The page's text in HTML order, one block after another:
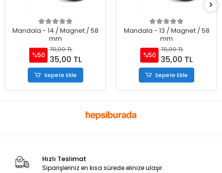
Mandala - 14 / Magnet / 58
mm
%50
70,00 TL
35,00 TL
Sepete Ekle
Mandala - 13 / Magnet / 58
mm
%50
70,00 TL
35,00 TL
Sepete Ekle
Hızlı Teslimat
Siparişleriniz en kısa sürede elinize ulaşır.